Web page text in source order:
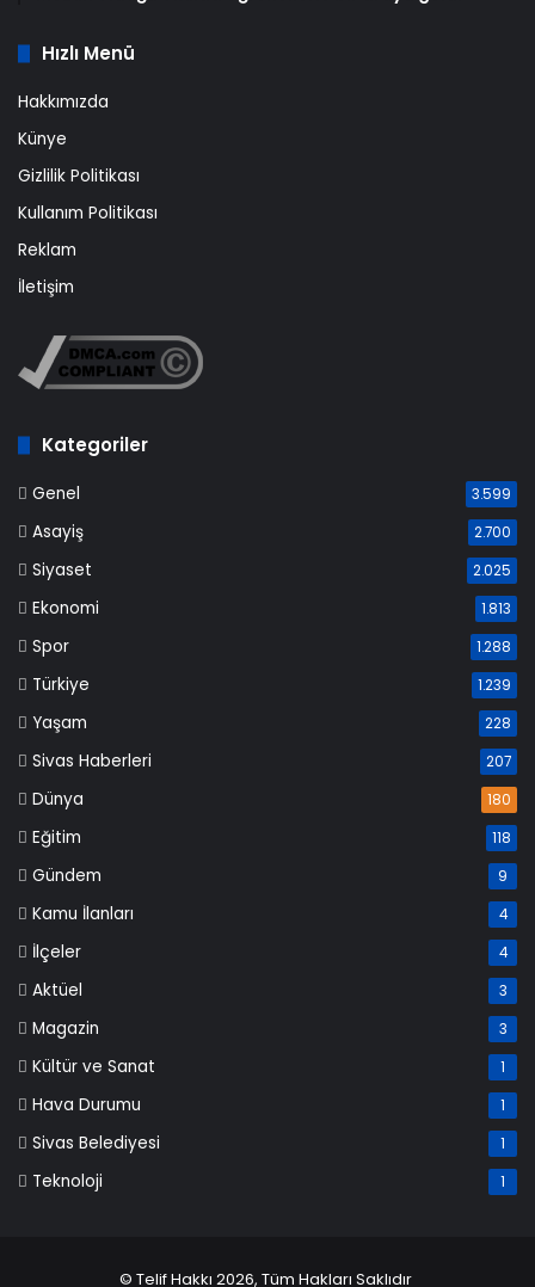
Hızlı Menü
Hakkımızda
Künye
Gizlilik Politikası
Kullanım Politikası
Reklam
İletişim
Kategoriler
Genel 3.599
Asayiş 2.700
Siyaset 2.025
Ekonomi 1.813
Spor 1.288
Türkiye 1.239
Yaşam 228
Sivas Haberleri 207
Dünya 180
Eğitim 118
Gündem 9
Kamu İlanları 4
İlçeler 4
Aktüel 3
Magazin 3
Kültür ve Sanat 1
Hava Durumu 1
Sivas Belediyesi 1
Teknoloji 1
© Telif Hakkı 2026, Tüm Hakları Saklıdır